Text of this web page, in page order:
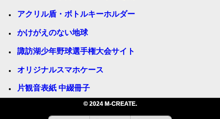
アクリル盾・ボトルキーホルダー
かけがえのない地球
諏訪湖少年野球選手権大会サイト
オリジナルスマホケース
片観音表紙 中綴冊子
© 2024 M-CREATE.